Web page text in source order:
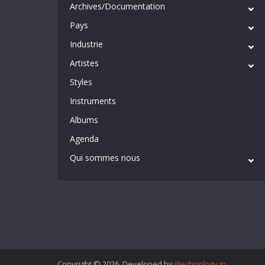
Archives/Documentation
Pays
Industrie
Artistes
Styles
Instruments
Albums
Agenda
Qui sommes nous